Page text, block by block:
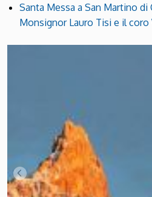
Santa Messa a San Martino
Monsignor Lauro Tisi e il coro